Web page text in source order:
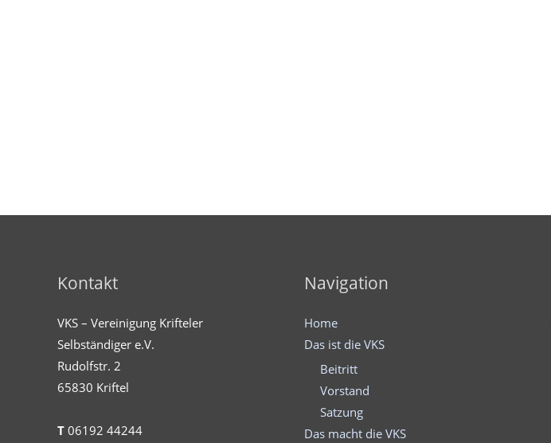
Kontakt
VKS – Vereinigung Krifteler
Selbständiger e.V.
Rudolfstr. 2
65830 Kriftel
T 06192 44244
Navigation
Home
Das ist die VKS
Beitritt
Vorstand
Satzung
Das macht die VKS